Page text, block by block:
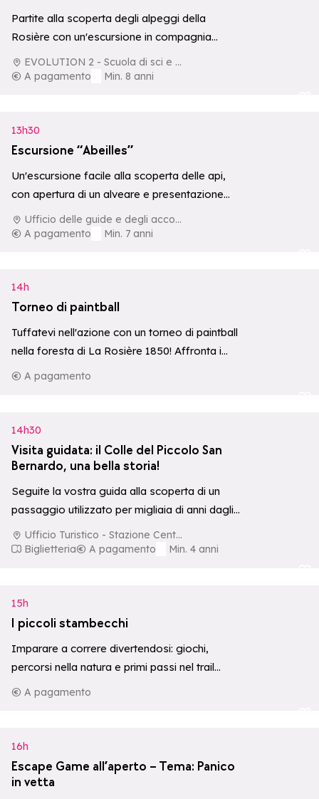
Partite alla scoperta degli alpeggi della
Rosière con un'escursione in compagnia
organizzata in collaborazione con Evolution 2
e la cooperativa…
EVOLUTION 2 - Scuola di sci e di aventura
A pagamento
Min. 8 anni
13h30
Escursione “Abeilles”
Un'escursione facile alla scoperta delle api,
con apertura di un alveare e presentazione
del miele, organizzata dall'Ufficio delle Guide
e…
Ufficio delle guide e degli accompagnatori di La Rosière
A pagamento
Min. 7 anni
14h
Torneo di paintball
Tuffatevi nell'azione con un torneo di paintball
nella foresta di La Rosière 1850! Affronta i
tuoi avversari in squadra, sotto…
A pagamento
14h30
Visita guidata: il Colle del Piccolo San
Bernardo, una bella storia!
Seguite la vostra guida alla scoperta di un
passaggio utilizzato per migliaia di anni dagli
uomini e dalle loro mandrie.…
Ufficio Turistico - Stazione Centrale
Biglietteria
A pagamento
Min. 4 anni
15h
I piccoli stambecchi
Imparare a correre divertendosi: giochi,
percorsi nella natura e primi passi nel trail
running, in un ambiente ludico e sicuro.
A pagamento
16h
Escape Game all’aperto – Tema: Panico
in vetta